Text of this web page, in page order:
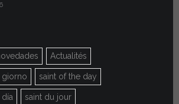
Actualités
giorno saint of the day
saint du jour